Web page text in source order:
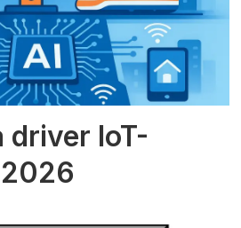
driver IoT-